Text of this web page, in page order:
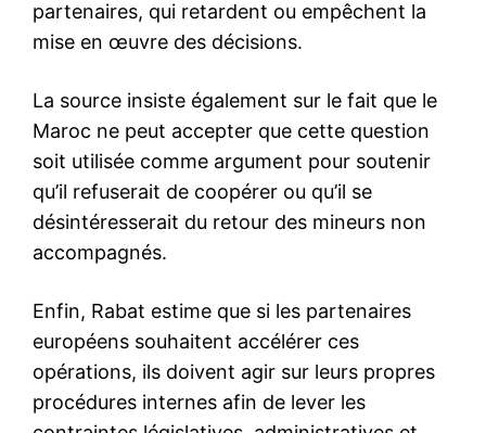
propos d’un cabinet d’union.
Pour le président israélien, il
«le…